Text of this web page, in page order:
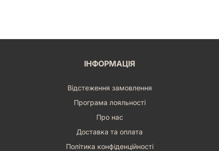
ІНФОРМАЦІЯ
Відстеження замовлення
Програма лояльності
Про нас
Доставка та оплата
Політика конфіденційності